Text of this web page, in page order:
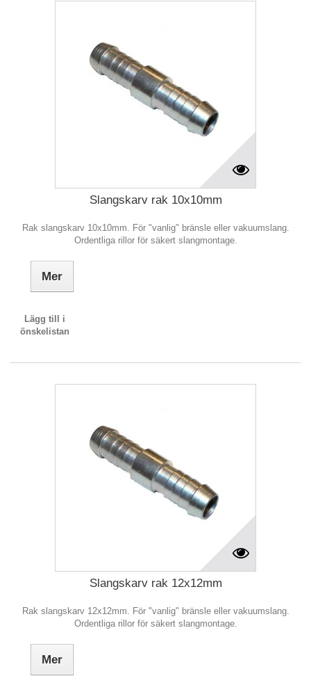
Slangskarv rak 10x10mm
Rak slangskarv 10x10mm. För "vanlig" bränsle eller vakuumslang.
Ordentliga rillor för säkert slangmontage.
Mer
Lägg till i
önskelistan
Slangskarv rak 12x12mm
Rak slangskarv 12x12mm. För "vanlig" bränsle eller vakuumslang.
Ordentliga rillor för säkert slangmontage.
Mer